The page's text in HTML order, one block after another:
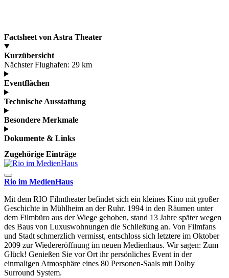
Factsheet von Astra Theater
Kurzübersicht
Nächster Flughafen: 29 km
Eventflächen
Technische Ausstattung
Besondere Merkmale
Dokumente & Links
Zugehörige Einträge
Rio im MedienHaus
Mit dem RIO Filmtheater befindet sich ein kleines Kino mit großer
Geschichte in Mühlheim an der Ruhr. 1994 in den Räumen unter
dem Filmbüro aus der Wiege gehoben, stand 13 Jahre später wegen
des Baus von Luxuswohnungen die Schließung an. Von Filmfans
und Stadt schmerzlich vermisst, entschloss sich letztere im Oktober
2009 zur Wiedereröffnung im neuen Medienhaus. Wir sagen: Zum
Glück! Genießen Sie vor Ort ihr persönliches Event in der
einmaligen Atmosphäre eines 80 Personen-Saals mit Dolby
Surround System.